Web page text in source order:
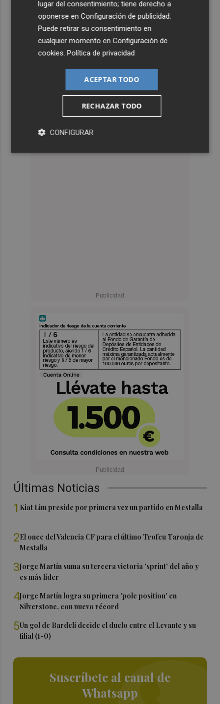
Últimas Noticias
1 Kiat Lim preside por primera vez un partido en Mestalla
2El once del Valencia CF para el último Trofeu Taronja de
Mestalla
3Jorge Martín suma su tercera victoria 'sprint' del año y
es más líder
4Jorge Martín logra su primera 'pole position' en
Silverstone, con nuevo récord
5Un gol de Bardeli decide el duelo entre el Levante y su
filial (1-0)
Suscríbete al canal de
Whatsapp
lugar del consentimiento; tiene derecho a
oponerse enConfiguración de publicidad
Puede retirar su consentimiento en
cualquier momento enConfiguración de
cookies .Política de privacidad
ACEPTAR TODO
RECHAZAR TODO
CONFIGURAR